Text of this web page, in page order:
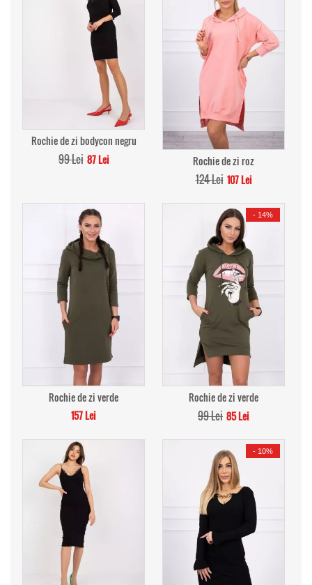
Rochie de zi bodycon negru
99 Lei 87 Lei Rochie de zi roz
124 Lei 107 Lei
Rochie de zi verde
157 Lei
- 14%
Rochie de zi verde
99 Lei 85 Lei
- 10%